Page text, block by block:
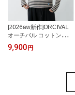
[2026aw新作]ORCIVAL
オーチバル コットン天竺
ボートネック 長袖Tシャ
ツ or-c0137bfj-26aw レ
9,900 円